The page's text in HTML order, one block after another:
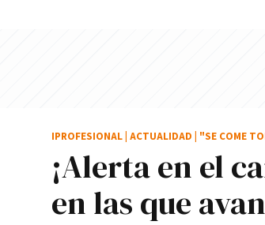
¡Alerta en el
en las que
IPROFESIONAL ACTUALIDAD "SE COME